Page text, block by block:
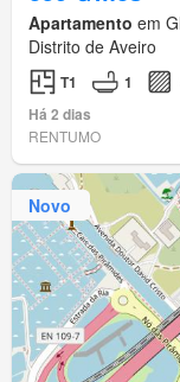
Apartamento em
Distrito de Aveiro
T1 1
Há 2 dias
RENTUMO
Novo